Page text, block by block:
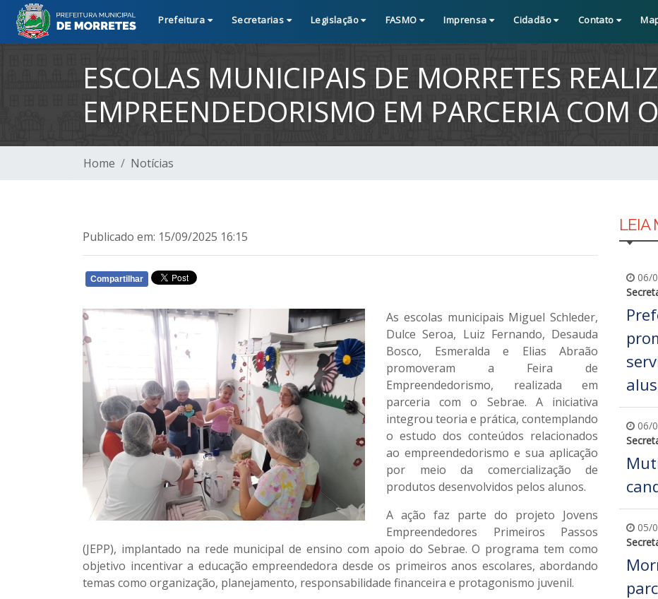
Prefeitura Secretarias Legislação FASMO Imprensa Cidadão Contato
ESCOLAS MUNICIPAIS DE MORRETES
EMPREENDEDORISMO EM PARCERIA COM
Home Notícias
Publicado em: 15/09/2025 16:15
Compartilhar
As escolas municipais Miguel Schleder,
Dulce Seroa, Luiz Fernando, Desauda
Bosco, Esmeralda e Elias Abraão
promoveram a Feira de
Empreendedorismo, realizada em
parceria com o Sebrae. A iniciativa
integrou teoria e prática, contemplando
o estudo dos conteúdos relacionados
ao empreendedorismo e sua aplicação
por meio da comercialização de
produtos desenvolvidos pelos alunos.
A ação faz parte do projeto Jovens
Empreendedores Primeiros Passos
(JEPP), implantado na rede municipal de ensino com apoio do Sebrae. O programa tem como
objetivo incentivar a educação empreendedora desde os primeiros anos escolares, abordando
temas como organização, planejamento, responsabilidade financeira e protagonismo juvenil.
LEIA
06/
06/
05/